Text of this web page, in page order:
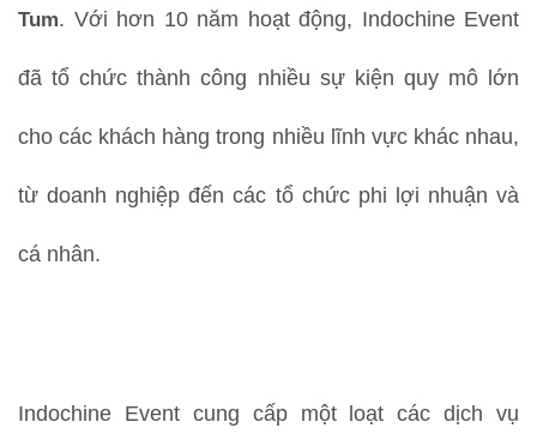
Tum. Với hơn 10 năm hoạt động, Indochine Event
đã tổ chức thành công nhiều sự kiện quy mô lớn
cho các khách hàng trong nhiều lĩnh vực khác nhau,
từ doanh nghiệp đến các tổ chức phi lợi nhuận và
cá nhân.
Indochine Event cung cấp một loạt các dịch vụ